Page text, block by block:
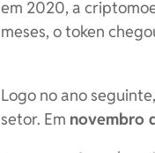
em 2020, a
meses, o token
Logo no ano
setor. Em novembro